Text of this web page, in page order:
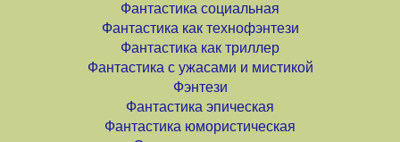
Фантастика социальная
Фантастика как технофэнтези
Фантастика как триллер
Фантастика с ужасами и мистикой
Фэнтези
Фантастика эпическая
Фантастика юмористическая